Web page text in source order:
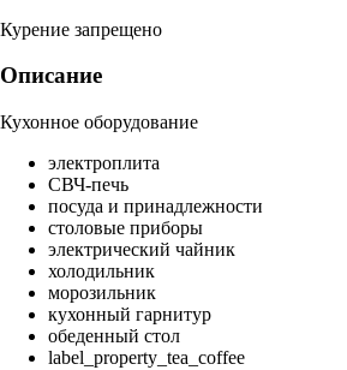
Курение запрещено
Описание
Кухонное оборудование
электроплита
СВЧ-печь
посуда и принадлежности
столовые приборы
электрический чайник
холодильник
морозильник
кухонный гарнитур
обеденный стол
label_property_tea_coffee